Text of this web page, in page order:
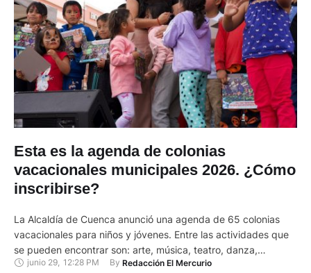
Esta es la agenda de colonias
vacacionales municipales 2026. ¿Cómo
inscribirse?
La Alcaldía de Cuenca anunció una agenda de 65 colonias
vacacionales para niños y jóvenes. Entre las actividades que
se pueden encontrar son: arte, música, teatro, danza,
deportes, circo, manualidades, gastronomía, liderazgo,
junio 29, 12:28 PM By Redacción El Mercurio